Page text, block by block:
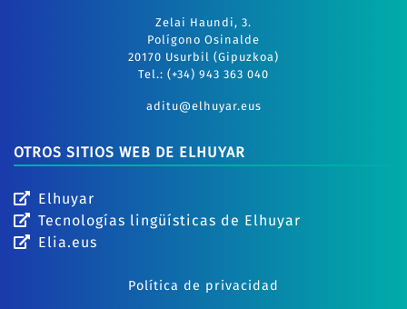
Zelai Haundi, 3.
Polígono Osinalde
20170 Usurbil (Gipuzkoa)
Tel.: (+34) 943 363 040
aditu@elhuyar.eus
OTROS SITIOS WEB DE ELHUYAR
Elhuyar
Tecnologías lingüísticas de Elhuyar
Elia.eus
Política de privacidad